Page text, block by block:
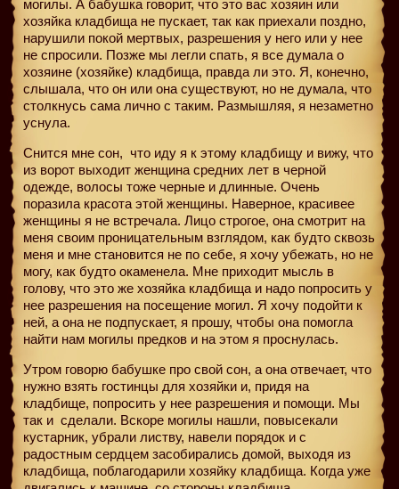
могилы. А бабушка говорит, что это вас хозяин или
хозяйка кладбища не пускает, так как приехали поздно,
нарушили покой мертвых, разрешения у него или у нее
не спросили. Позже мы легли спать, я все думала о
хозяине (хозяйке) кладбища, правда ли это. Я, конечно,
слышала, что он или она существуют, но не думала, что
столкнусь сама лично с таким. Размышляя, я незаметно
уснула.
Снится мне сон, что иду я к этому кладбищу и вижу, что
из ворот выходит женщина средних лет в черной
одежде, волосы тоже черные и длинные. Очень
поразила красота этой женщины. Наверное, красивее
женщины я не встречала. Лицо строгое, она смотрит на
меня своим проницательным взглядом, как будто сквозь
меня и мне становится не по себе, я хочу убежать, но не
могу, как будто окаменела. Мне приходит мысль в
голову, что это же хозяйка кладбища и надо попросить у
нее разрешения на посещение могил. Я хочу подойти к
ней, а она не подпускает, я прошу, чтобы она помогла
найти нам могилы предков и на этом я проснулась.
Утром говорю бабушке про свой сон, а она отвечает, что
нужно взять гостинцы для хозяйки и, придя на
кладбище, попросить у нее разрешения и помощи. Мы
так и сделали. Вскоре могилы нашли, повысекали
кустарник, убрали листву, навели порядок и с
радостным сердцем засобирались домой, выходя из
кладбища, поблагодарили хозяйку кладбища. Когда уже